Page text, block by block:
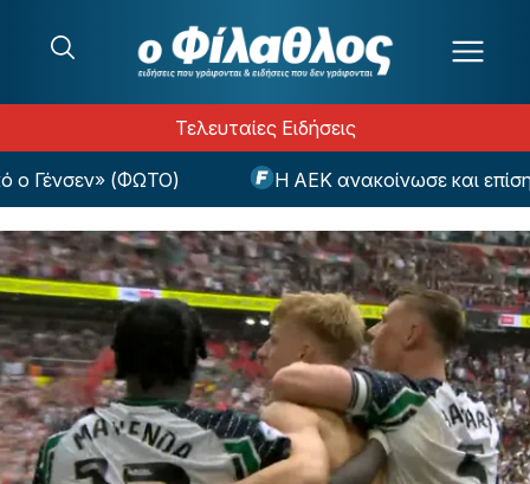
Τελευταίες Ειδήσεις
(ΦΩΤΟ) Η ΑΕΚ ανακοίνωσε και